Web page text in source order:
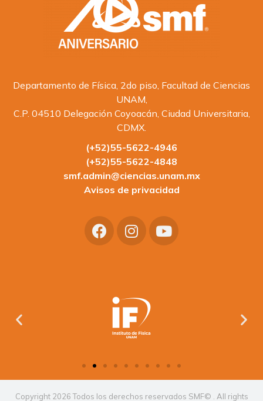
Departamento de Física, 2do piso, Facultad de Ciencias
UNAM,
C.P. 04510 Delegación Coyoacán, Ciudad Universitaria,
CDMX.
(+52)55-5622-4946
(+52)55-5622-4848
smf.admin@ciencias.unam.mx
Avisos de privacidad
Copyright 2026 Todos los derechos reservados SMF© . All rights